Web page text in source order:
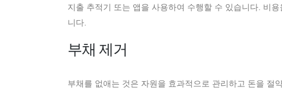
지출 추적기 또는 앱을 사용하여 수행할 수 있습니다. 비
니다.
부채 제거
부채를 없애는 것은 자원을 효과적으로 관리하고 돈을 절